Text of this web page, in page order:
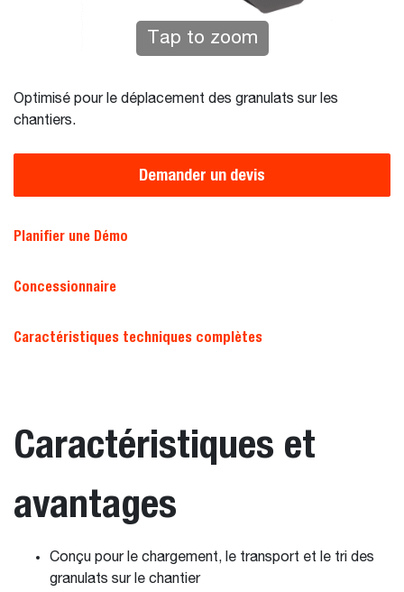
Tap to zoom
Optimisé pour le déplacement des granulats sur les
chantiers.
Demander un devis
Planifier une Démo
Concessionnaire
Caractéristiques techniques complètes
Caractéristiques et
avantages
Conçu pour le chargement, le transport et le tri des
granulats sur le chantier